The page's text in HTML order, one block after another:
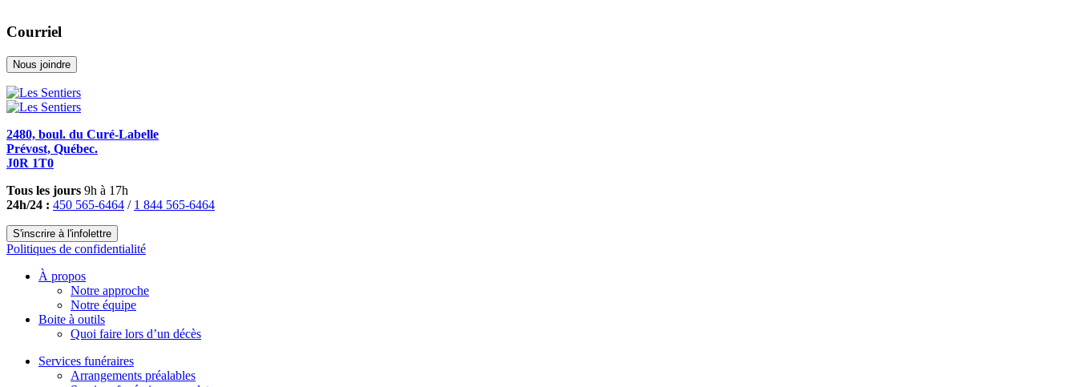
Courriel
Nous joindre
2480, boul. du Curé-Labelle
Prévost, Québec.
J0R 1T0
Tous les jours 9h à 17h
24h/24 : 450 565-6464 / 1 844 565-6464
S'inscrire à l'infolettre
Politiques de confidentialité
À propos
Notre approche
Notre équipe
Boite à outils
Quoi faire lors d’un décès
Services funéraires
Arrangements préalables